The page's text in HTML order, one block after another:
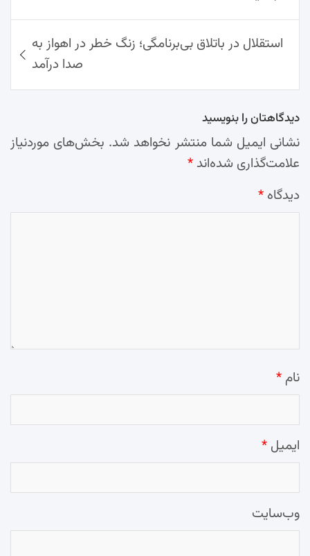
استقلال در باتلاق بی‌برنامگی؛ زنگ خطر در اهواز به
صدا درآمد
دیدگاهتان را بنویسید
نشانی ایمیل شما منتشر نخواهد شد. بخش‌های موردنیاز
علامت‌گذاری شده‌اند *
دیدگاه *
نام *
ایمیل *
وب‌سایت